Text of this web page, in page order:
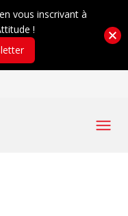
vous inscrivant à
!